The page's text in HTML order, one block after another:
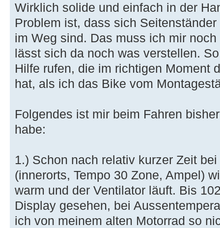
Wirklich solide und einfach in der
Problem ist, dass sich
im Weg sind. Das muss ich mir
lässt sich da noch was verstellen.
Hilfe rufen, die im richtigen Moment
hat, als ich das Bike vom
Folgendes ist mir beim Fahren
habe:
1.) Schon nach relativ kurzer Zeit
(innerorts, Tempo 30 Zone, Ampel)
warm und der Ventilator läuft. Bis
Display gesehen, bei
ich von meinem alten Motorrad so